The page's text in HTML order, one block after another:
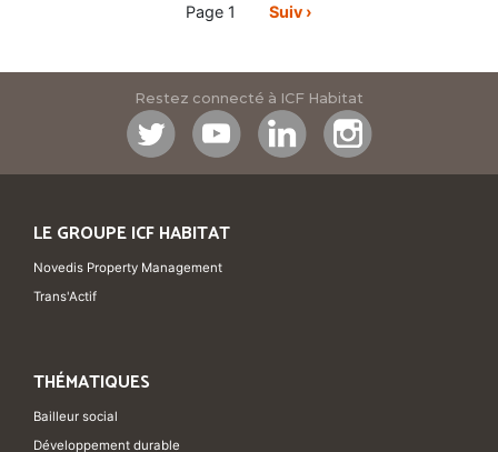
Page 1
Page
Suiv ›
Restez connecté à ICF Habitat
LE GROUPE ICF HABITAT
Novedis Property Management
Trans'Actif
THÉMATIQUES
Bailleur social
Développement durable